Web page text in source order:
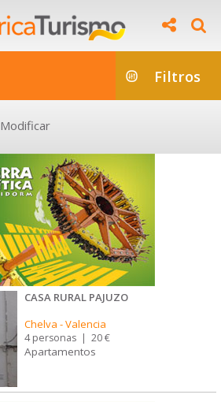
Filtros
Modificar
CASA RURAL PAJUZO
Chelva -Valencia
4 personas | 20 €
Apartamentos